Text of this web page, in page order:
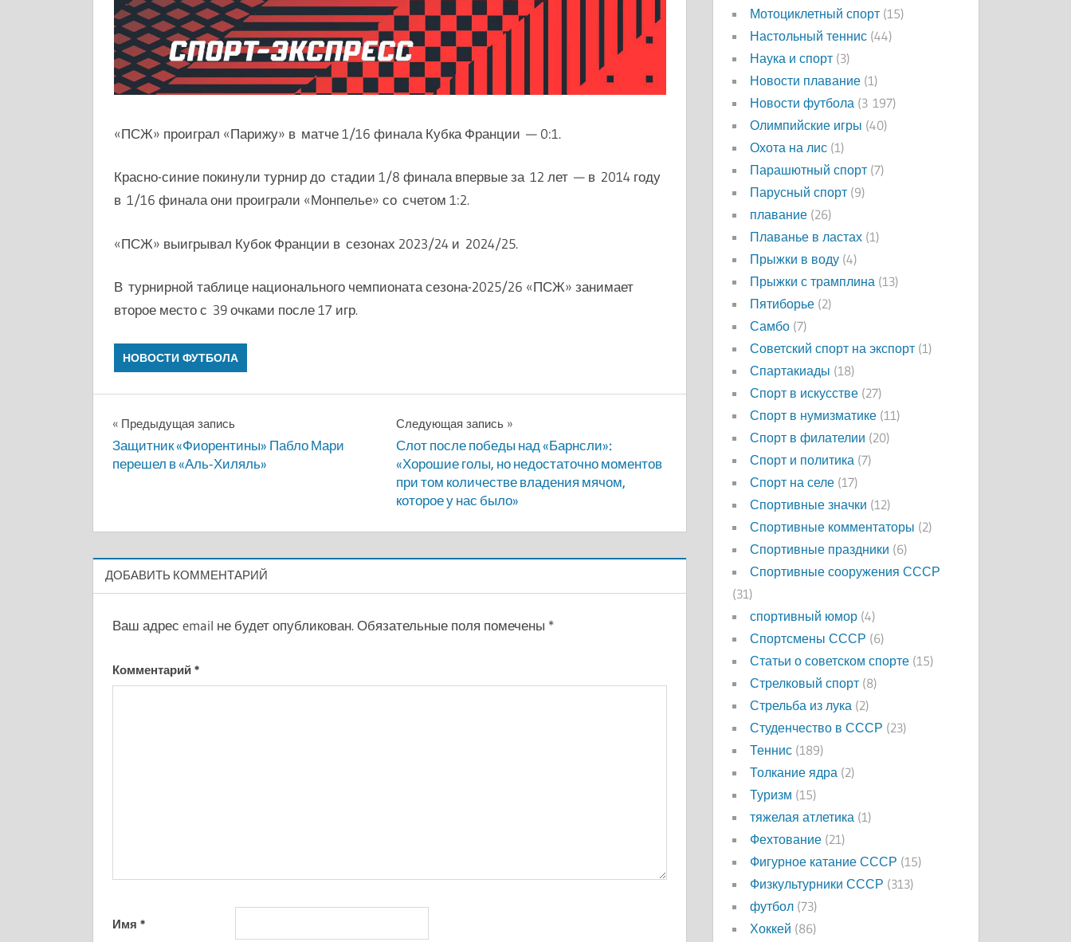
«ПСЖ» проиграл «Парижу» в матче 1/16 финала Кубка Франции — 0:1.
Красно-синие покинули турнир до стадии 1/8 финала впервые за 12 лет — в 2014 году
в 1/16 финала они проиграли «Монпелье» со счетом 1:2.
«ПСЖ» выигрывал Кубок Франции в сезонах 2023/24 и 2024/25.
В турнирной таблице национального чемпионата сезона-2025/26 «ПСЖ» занимает
второе место с 39 очками после 17 игр.
НОВОСТИ ФУТБОЛА
Навигация
по
Предыдущая запись
Защитник «Фиорентины» Пабло Мари
перешел в «Аль-Хиляль»
Следующая запись
Слот после победы над «Барнсли»:
«Хорошие голы, но недостаточно моментов
при том количестве владения мячом,
которое у нас было»
ДОБАВИТЬ КОММЕНТАРИЙ
Ваш адрес email не будет опубликован.Обязательные поля помечены *
Комментарий *
Имя *
Мотоциклетный спорт (15)
Настольный теннис (44)
Наука и спорт (3)
Новости плавание (1)
Новости футбола (3 197)
Олимпийские игры (40)
Охота на лис (1)
Парашютный спорт (7)
Парусный спорт (9)
плавание (26)
Плаванье в ластах (1)
Прыжки в воду (4)
Прыжки с трамплина (13)
Пятиборье (2)
Самбо (7)
Советский спорт на экспорт (1)
Спартакиады (18)
Спорт в искусстве (27)
Спорт в нумизматике (11)
Спорт в филателии (20)
Спорт и политика (7)
Спорт на селе (17)
Спортивные значки (12)
Спортивные комментаторы (2)
Спортивные праздники (6)
Спортивные сооружения СССР
(31)
спортивный юмор (4)
Спортсмены СССР (6)
Статьи о советском спорте (15)
Стрелковый спорт (8)
Стрельба из лука (2)
Студенчество в СССР (23)
Теннис (189)
Толкание ядра (2)
Туризм (15)
тяжелая атлетика (1)
Фехтование (21)
Фигурное катание СССР (15)
Физкультурники СССР (313)
футбол (73)
Хоккей (86)